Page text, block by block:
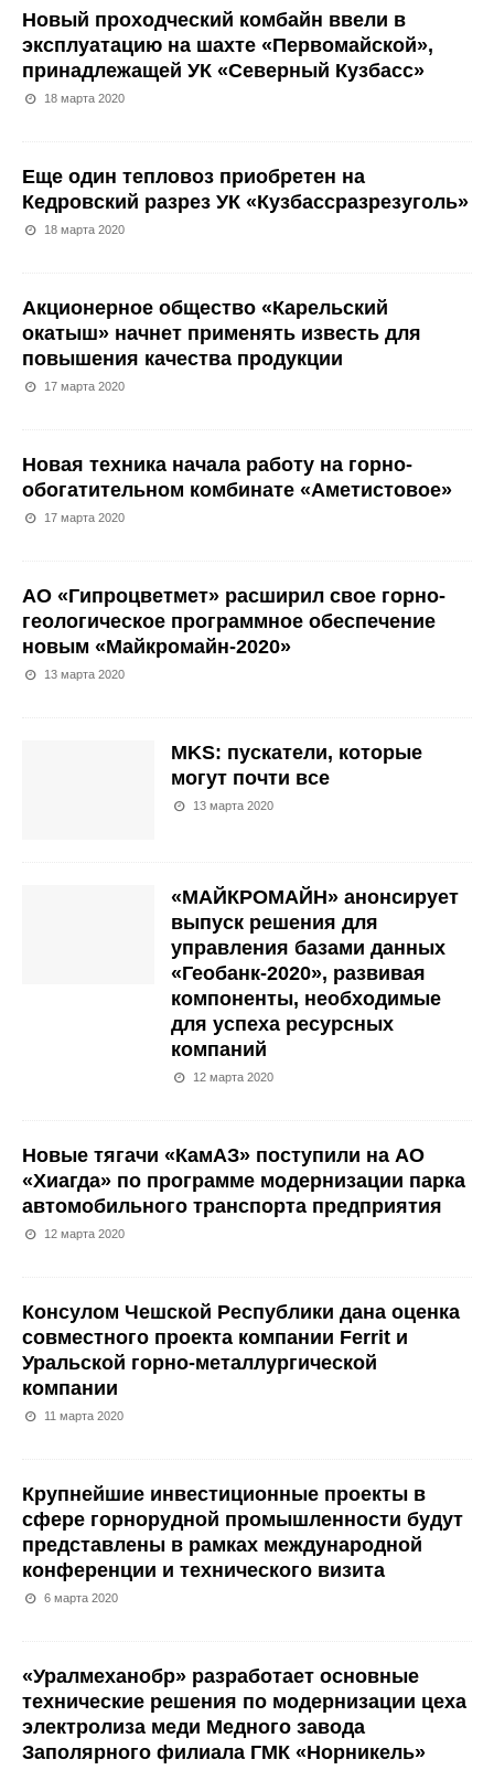
Новый проходческий комбайн ввели в
эксплуатацию на шахте «Первомайской»,
принадлежащей УК «Северный Кузбасс»
18 марта 2020
Еще один тепловоз приобретен на
Кедровский разрез УК «Кузбассразрезуголь»
18 марта 2020
Акционерное общество «Карельский
окатыш» начнет применять известь для
повышения качества продукции
17 марта 2020
Новая техника начала работу на горно-
обогатительном комбинате «Аметистовое»
17 марта 2020
АО «Гипроцветмет» расширил свое горно-
геологическое программное обеспечение
новым «Майкромайн-2020»
13 марта 2020
MKS: пускатели, которые
могут почти все
13 марта 2020
«МАЙКРОМАЙН» анонсирует
выпуск решения для
управления базами данных
«Геобанк-2020», развивая
компоненты, необходимые
для успеха ресурсных
компаний
12 марта 2020
Новые тягачи «КамАЗ» поступили на АО
«Хиагда» по программе модернизации парка
автомобильного транспорта предприятия
12 марта 2020
Консулом Чешской Республики дана оценка
совместного проекта компании Ferrit и
Уральской горно-металлургической
компании
11 марта 2020
Крупнейшие инвестиционные проекты в
сфере горнорудной промышленности будут
представлены в рамках международной
конференции и технического визита
6 марта 2020
«Уралмеханобр» разработает основные
технические решения по модернизации цеха
электролиза меди Медного завода
Заполярного филиала ГМК «Норникель»